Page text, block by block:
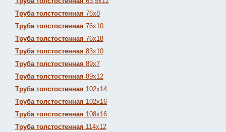
Труба толстостенная 76х8
Труба толстостенная 76х10
Труба толстостенная 76х18
Труба толстостенная 83х10
Труба толстостенная 89х7
Труба толстостенная 89х12
Труба толстостенная 102х14
Труба толстостенная 102х16
Труба толстостенная 108х16
Труба толстостенная 114х12